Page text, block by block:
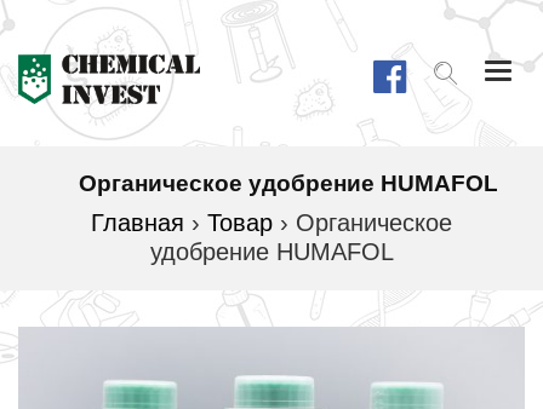
Органическое удобрение HUMAFOL
Главная › Товар › Органическое
удобрение HUMAFOL